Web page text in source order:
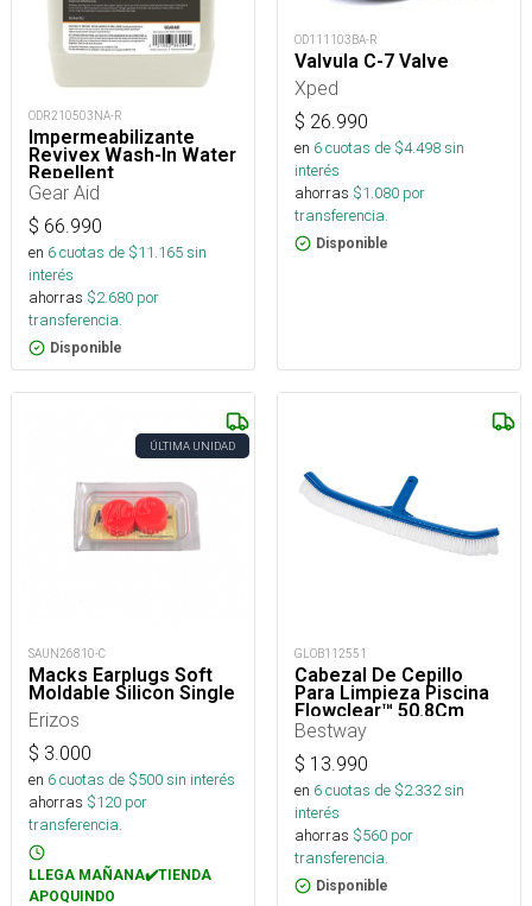
ODR210503NA-R
Impermeabilizante
Revivex Wash-In Water
Repellent
Gear Aid
$ 66.990
en 6cuotas de $11.165sin
interés
ahorras $2.680 por
transferencia.
Disponible
OD111103BA-R
Valvula C-7 Valve
Xped
$ 26.990
en 6cuotas de $4.498sin
interés
ahorras $1.080 por
transferencia.
Disponible
ÚLTIMA UNIDAD
SAUN26810-C
Macks Earplugs Soft
Moldable Silicon Single
Erizos
$ 3.000
en 6cuotas de $500sin interés
ahorras $120 por
transferencia.
LLEGA MAÑANA✔️TIENDA
APOQUINDO
GLOB112551
Cabezal De Cepillo
Para Limpieza Piscina
Flowclear™ 50.8Cm
Bestway
$ 13.990
en 6cuotas de $2.332sin
interés
ahorras $560 por
transferencia.
Disponible